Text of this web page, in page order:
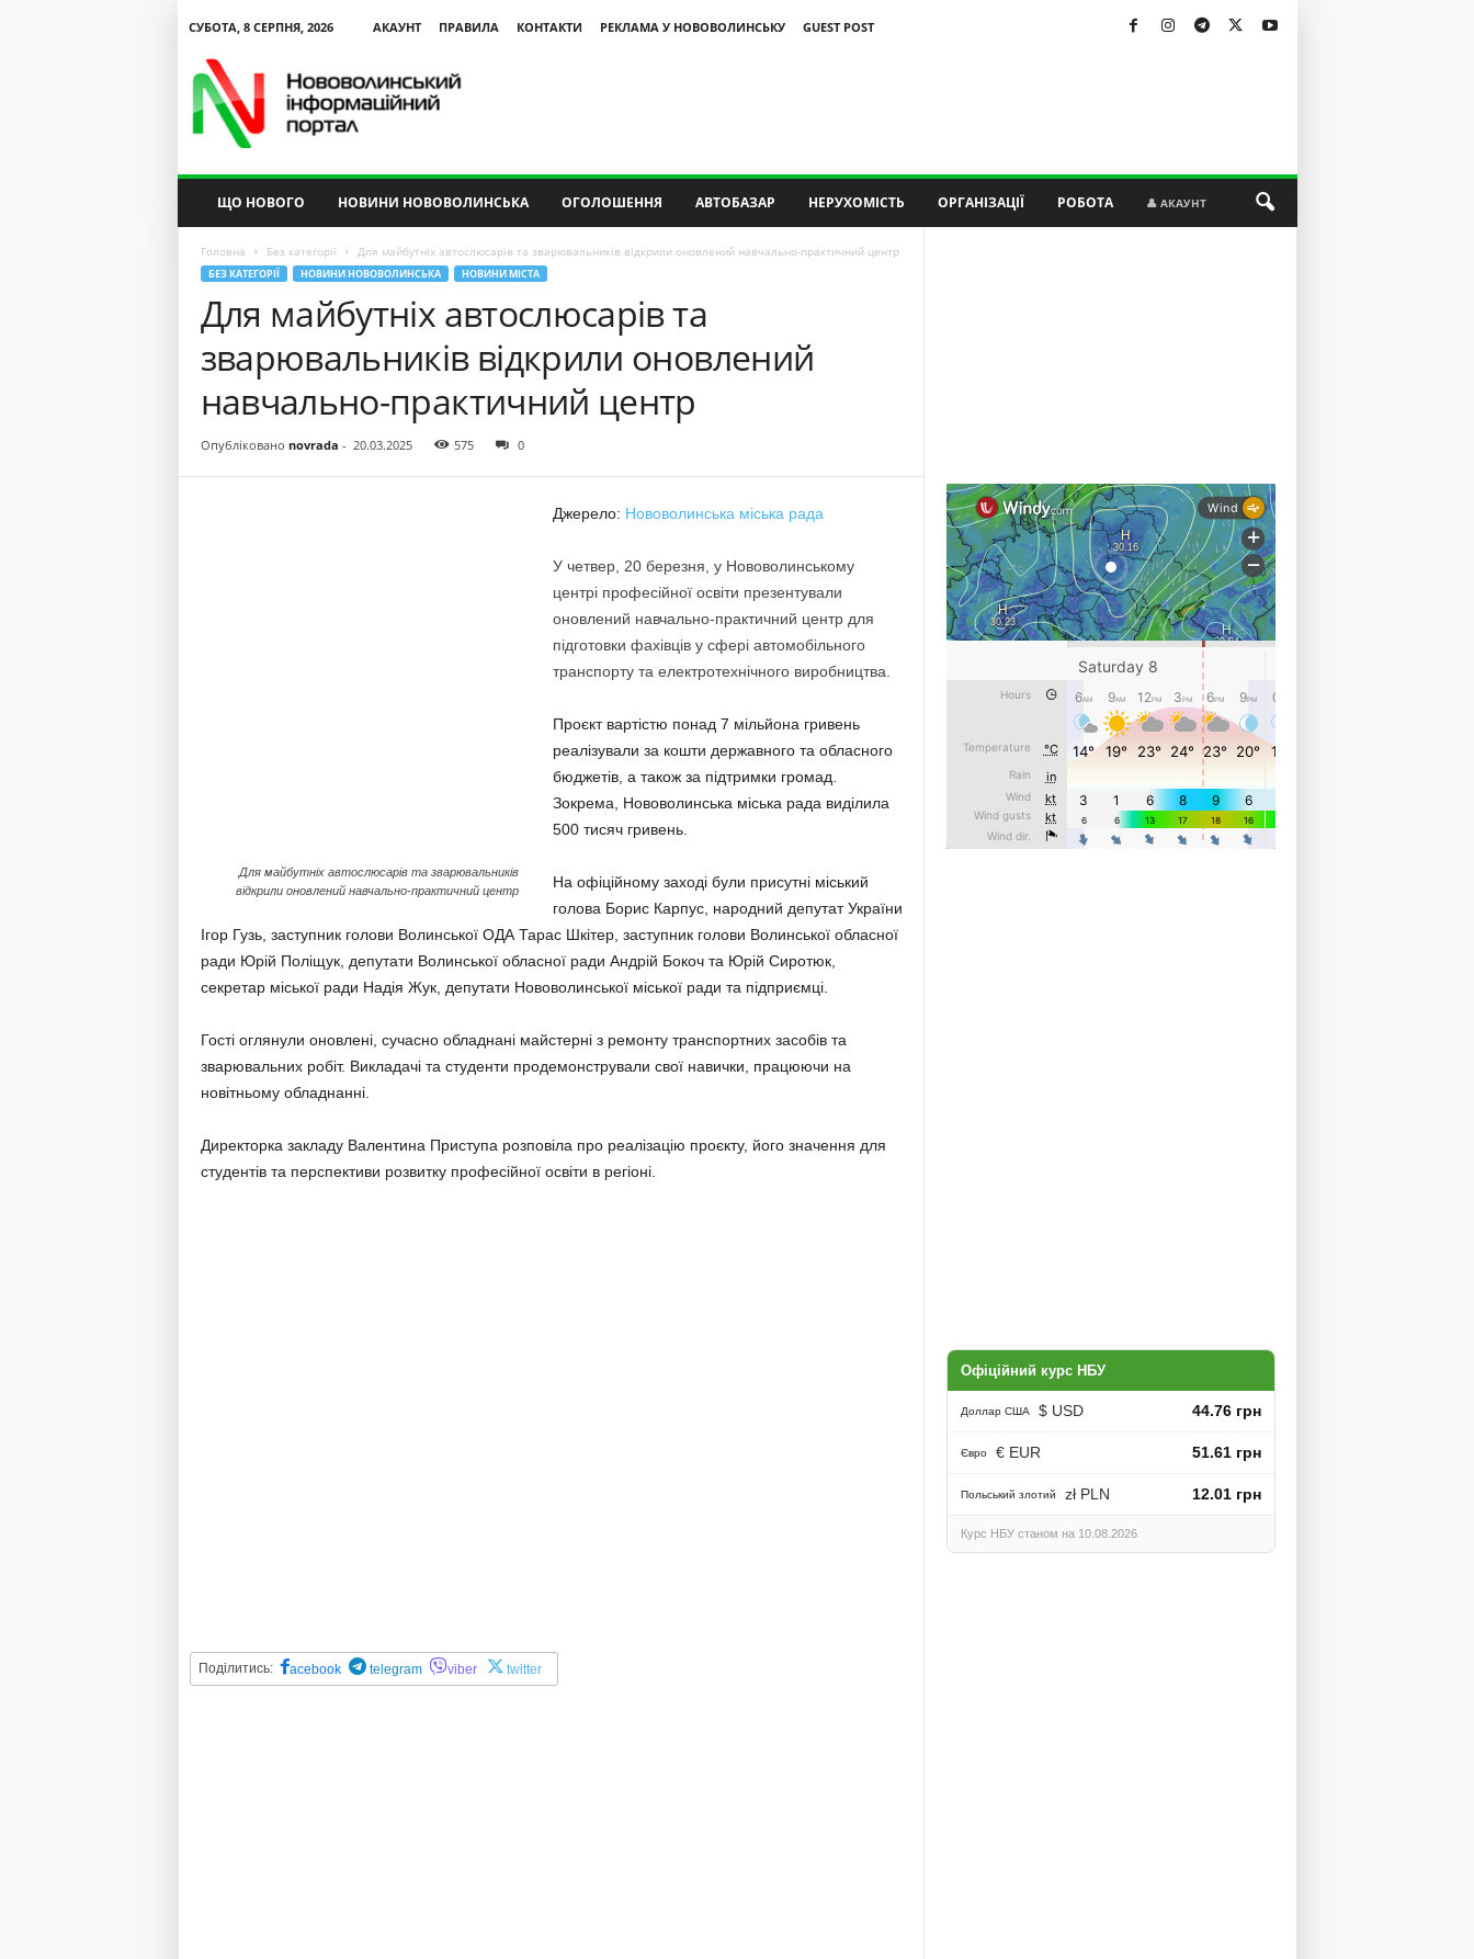
СУБОТА, 8 СЕРПНЯ, 2026 АКАУНТ ПРАВИЛА КОНТАКТИ РЕКЛАМА У НОВОВОЛИНСЬКУ
GUEST POST
ЩО НОВОГО НОВИНИ НОВОВОЛИНСЬКА ОГОЛОШЕННЯ АВТОБАЗАР НЕРУХОМІСТЬ ОРГАНІЗАЦІЇ РОБОТА 👤 АКАУНТ
Головна Без категорії Для майбутніх автослюсарів та зварювальників відкрили оновлений навчально-практичний центр
БЕЗ КАТЕГОРІЇ НОВИНИ НОВОВОЛИНСЬКА НОВИНИ МІСТА
Для майбутніх автослюсарів та
зварювальників відкрили оновлений
навчально-практичний центр
Опубліковано novrada - 20.03.2025 575 0
Для майбутніх автослюсарів та зварювальників
відкрили оновлений навчально-практичний центр
Джерело: Нововолинська міська рада
У четвер, 20 березня, у Нововолинському
центрі професійної освіти презентували
оновлений навчально-практичний центр для
підготовки фахівців у сфері автомобільного
транспорту та електротехнічного виробництва.
Проєкт вартістю понад 7 мільйона гривень
реалізували за кошти державного та обласного
бюджетів, а також за підтримки громад.
Зокрема, Нововолинська міська рада виділила
500 тисяч гривень.
На офіційному заході були присутні міський
голова Борис Карпус, народний депутат України
Ігор Гузь, заступник голови Волинської ОДА Тарас Шкітер, заступник голови Волинської обласної
ради Юрій Поліщук, депутати Волинської обласної ради Андрій Бокоч та Юрій Сиротюк,
секретар міської ради Надія Жук, депутати Нововолинської міської ради та підприємці.
Гості оглянули оновлені, сучасно обладнані майстерні з ремонту транспортних засобів та
зварювальних робіт. Викладачі та студенти продемонстрували свої навички, працюючи на
новітньому обладнанні.
Директорка закладу Валентина Приступа розповіла про реалізацію проєкту, його значення для
студентів та перспективи розвитку професійної освіти в регіоні.
Поділитись: acebook telegram viber twitter
Офіційний курс НБУ
Доллар США $ USD 44.76 грн
Євро € EUR 51.61 грн
Польський злотий zł PLN 12.01 грн
Курс НБУ станом на 10.08.2026